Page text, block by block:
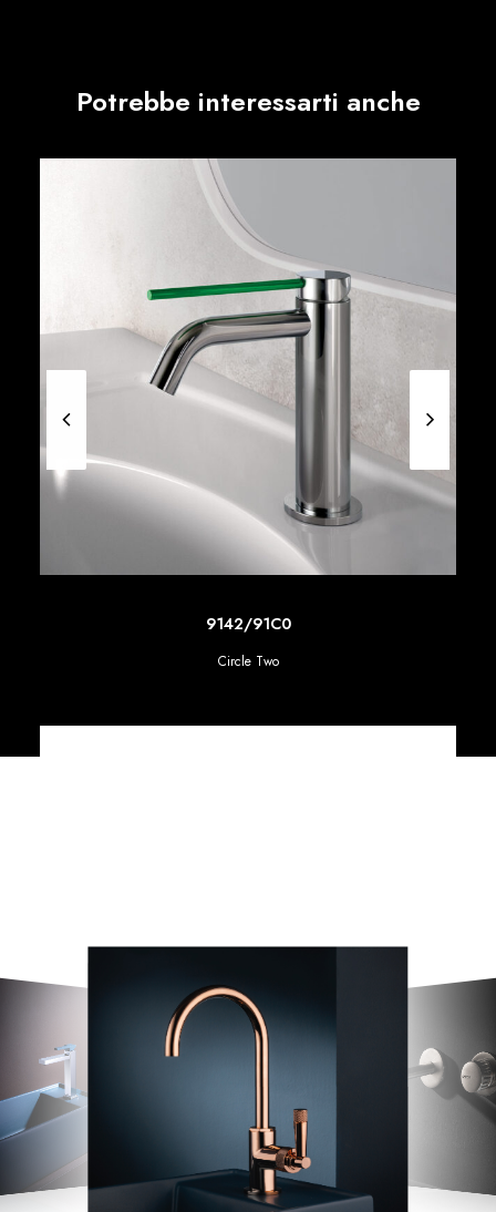
Potrebbe interessarti anche
SCOPRI DI PIU'
9142/91C0
Circle Two